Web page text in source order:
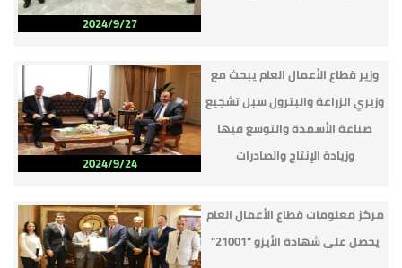
2024/9/27
2024/9/24
وزير قطاع الأعمال العام يبحث مع
وزيري الزراعة والبترول سبل تشجيع
صناعة الأسمدة والتوسع فيها
وزيادة الإنتاج والصادرات
مركز معلومات قطاع الأعمال العام
يحصل على شهادة الأيزو "21001"